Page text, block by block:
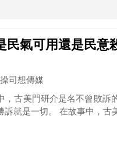
民氣可用還是民
司想傳媒
，古美門研介是名不曾敗訴
訴就是一切。 在故事中，古